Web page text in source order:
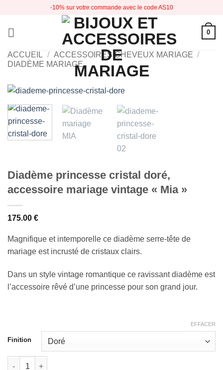
contenu
-10% sur votre commande avec le code AS10
0
ACCUEIL / ACCESSOIRES CHEVEUX MARIAGE /
DIADÈME MARIAGE
Diadème princesse cristal doré,
accessoire mariage vintage « Mia »
175.00 €
Magnifique et intemporelle ce diadème serre-tête de
mariage est incrusté de cristaux clairs.
Dans un style vintage romantique ce ravissant diadème est
l’accessoire rêvé d’une princesse pour son grand jour.
Finition
EFFACER
quantité de Diadème princesse cristal doré, accessoire